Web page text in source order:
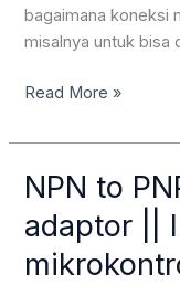
bagaimana koneksi
misalnya untuk
PT21A01
PT100
temperature
sensor
RS485
Read More »
NPN to
adaptor ||